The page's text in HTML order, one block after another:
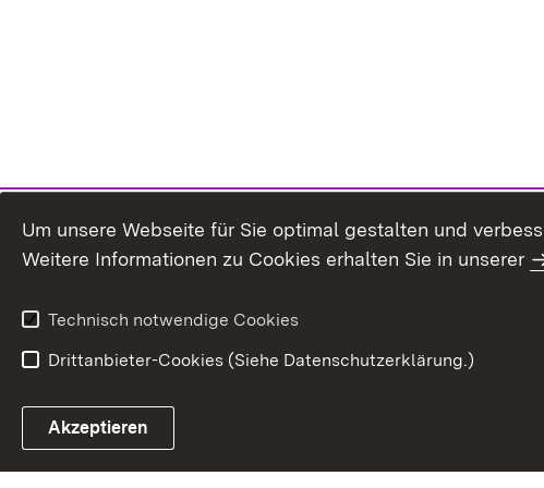
Um unsere Webseite für Sie optimal gestalten und
Weitere Informationen zu Cookies erhalten Sie in unserer
Technisch notwendige Cookies
Drittanbieter-Cookies (Siehe Datenschutzerklärung.)
Akzeptieren